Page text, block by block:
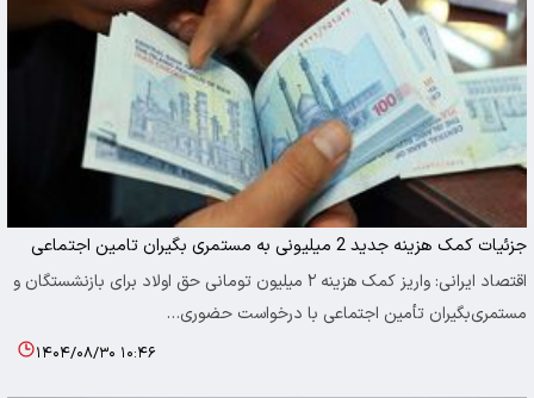
جزئیات کمک‌ هزینه جدید 2 میلیونی به مستمری بگیران تامین اجتماعی
اقتصاد ایرانی: واریز کمک هزینه ۲ میلیون تومانی حق اولاد برای بازنشستگان و
مستمری‌بگیران تأمین اجتماعی با درخواست حضوری…
۱۴۰۴/۰۸/۳۰ ۱۰:۴۶